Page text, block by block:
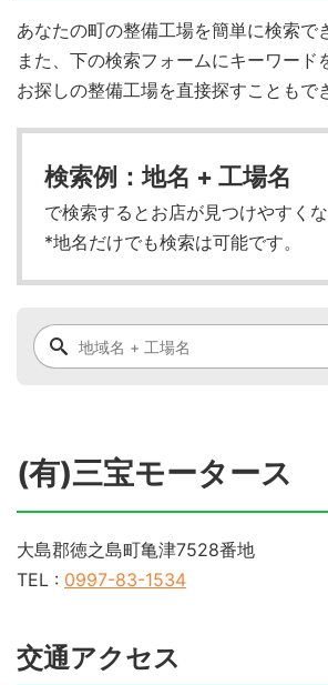
あなたの町の整備工場を簡単に検索で
また、下の検索フォームにキーワード
お探しの整備工場を直接探すこともで
検索例：地名 + 工場名
で検索するとお店が見つけやすくな
*地名だけでも検索は可能です。
(有)三宝モータース
大島郡徳之島町亀津7528番地
TEL : 0997-83-1534
交通アクセス